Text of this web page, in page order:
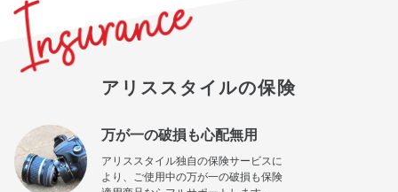
アリススタイルの保険
万が一の破損も心配無用
アリススタイル独自の保険サービスに
より、ご使用中の万が一の破損も保険